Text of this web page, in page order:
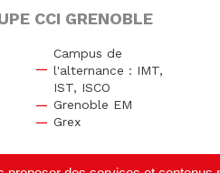
CCI GRENOBLE
Campus de
l'alternance : IMT,
IST, ISCO
Grenoble EM
Grex